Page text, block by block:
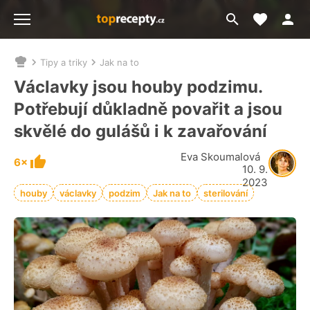
Přejít
na
Moje
Nacházíte
se
zde:
Tipy a triky Jak na to
Václavky jsou houby podzimu.
Potřebují důkladně povařit a jsou
skvělé do gulášů i k zavařování
6×
Eva Skoumalová
10. 9.
2023
houby václavky podzim Jak na to sterilování